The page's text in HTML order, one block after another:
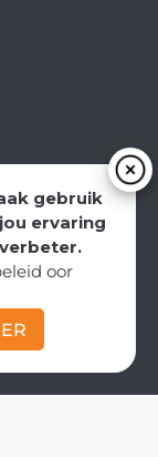
gebruik
ervaring
oor
nuus en